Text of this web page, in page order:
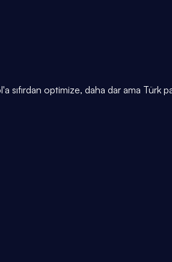
optimize, daha dar ama Türk